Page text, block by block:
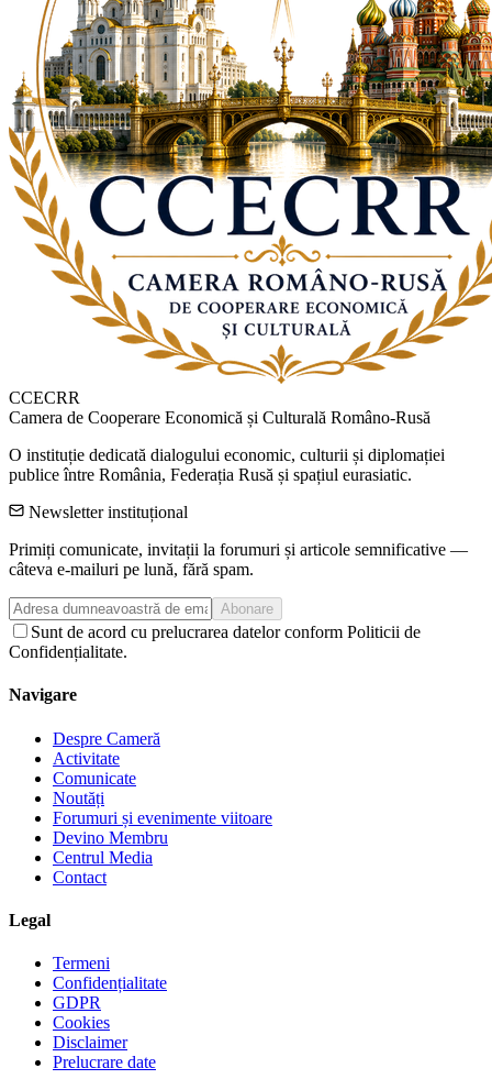
CCECRR
Camera de Cooperare Economică și Culturală Româno-Rusă
O instituție dedicată dialogului economic, culturii și diplomației
publice între România, Federația Rusă și spațiul eurasiatic.
Newsletter instituțional
Primiți comunicate, invitații la forumuri și articole semnificative —
câteva e-mailuri pe lună, fără spam.
Abonare
Sunt de acord cu prelucrarea datelor conform Politicii de
Confidențialitate.
Navigare
Despre Cameră
Activitate
Comunicate
Noutăți
Forumuri și evenimente viitoare
Devino Membru
Centrul Media
Contact
Legal
Termeni
Confidențialitate
GDPR
Cookies
Disclaimer
Prelucrare date